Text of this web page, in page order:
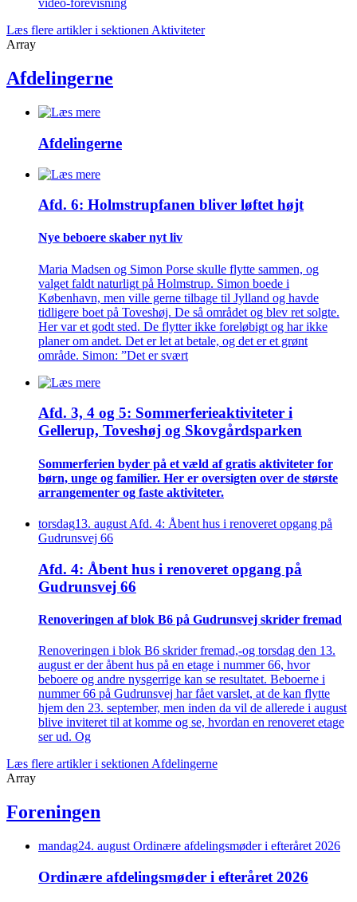
video-forevisning
Læs flere artikler i sektionen Aktiviteter
Array
Afdelingerne
Afdelingerne
Afd. 6: Holmstrupfanen bliver løftet højt
Nye beboere skaber nyt liv
Maria Madsen og Simon Porse skulle flytte sammen, og
valget faldt naturligt på Holmstrup. Simon boede i
København, men ville gerne tilbage til Jylland og havde
tidligere boet på Toveshøj. De så området og blev ret solgte.
Her var et godt sted. De flytter ikke foreløbigt og har ikke
planer om andet. Det er let at betale, og det er et grønt
område. Simon: ”Det er svært
Afd. 3, 4 og 5: Sommer­ferie­aktiviteter i
Gellerup, Toveshøj og Skovgårds­parken
Sommer­ferien byder på et væld af gratis aktiviteter for
børn, unge og familier. Her er oversigten over de største
arrangementer og faste aktiviteter.
torsdag13. august Afd. 4: Åbent hus i renoveret opgang på
Gudrunsvej 66
Afd. 4: Åbent hus i renoveret opgang på
Gudrunsvej 66
Renove­ringen af blok B6 på Gudrunsvej skrider fremad
Renoveringen i blok B6 skrider fremad,-og torsdag den 13.
august er der åbent hus på en etage i nummer 66, hvor
beboere og andre nysgerrige kan se resultatet. Beboerne i
nummer 66 på Gudrunsvej har fået varslet, at de kan flytte
hjem den 23. september, men inden da vil de allerede i august
blive inviteret til at komme og se, hvordan en renoveret etage
ser ud. Og
Læs flere artikler i sektionen Afdelingerne
Array
Foreningen
mandag24. august Ordinære afdelings­møder i efteråret 2026
Ordinære afdelings­møder i efteråret 2026